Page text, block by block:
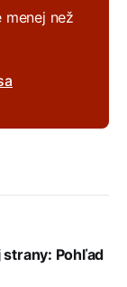
menej než
Pohľad